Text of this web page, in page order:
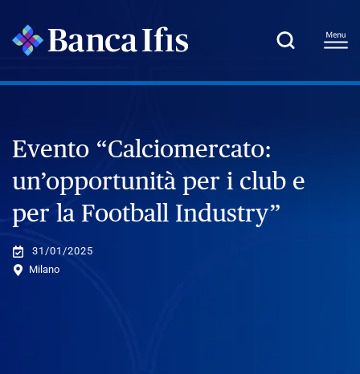
Evento “Calciomercato:
un’opportunità per i club e
per la Football Industry”
31/01/2025
Milano